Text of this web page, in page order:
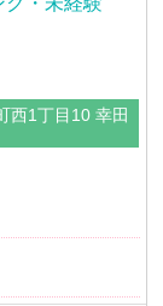
西1丁目10 幸田